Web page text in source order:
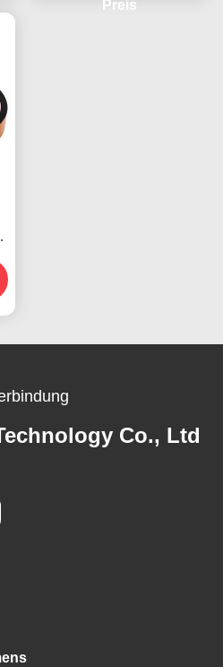
Preis
Co., Ltd